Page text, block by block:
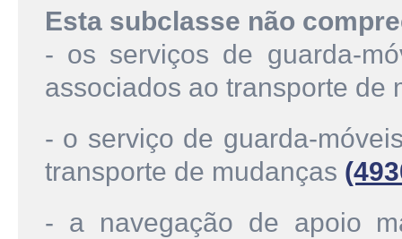
Esta subclasse não
- os serviços de guarda-
associados ao transporte de
- o serviço de guarda-
transporte de mudanças
- a navegação de apoio